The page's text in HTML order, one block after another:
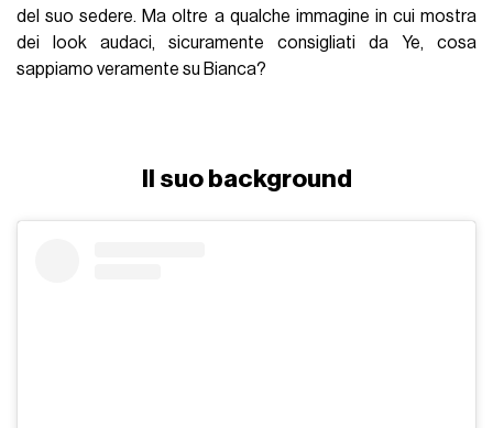
del suo sedere. Ma oltre a qualche immagine in cui mostra
dei look audaci, sicuramente consigliati da Ye, cosa
sappiamo veramente su Bianca?
Il suo background